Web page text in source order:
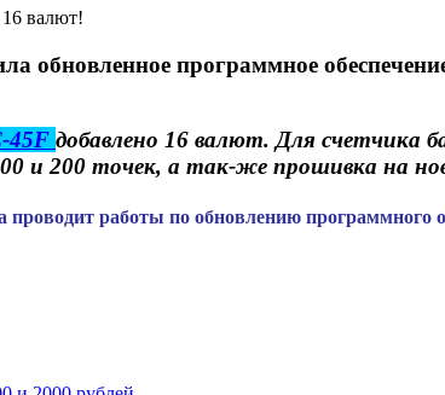
обновленное программное
45F добавлено 16 валют. Для счетчика
и 200 точек, а так-же прошивка на
работы по обновлению программного